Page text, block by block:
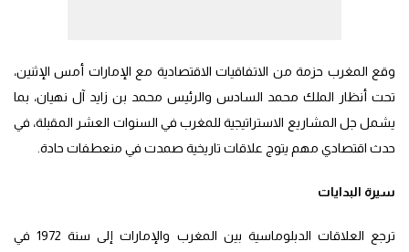
وقع المغرب حزمة من الاتفاقيات الاقتصادية مع الإمارات أمس الإثنين،
تحت أنظار الملك محمد السادس والرئيس محمد بن زايد آل نهيان، بما
يشمل جل المشاريع الاستراتيجية للمغرب في السنوات العشر المقبلة، في
حدث اقتصادي مهم يتوج علاقات تاريخية صمدت في منعطفات حادة.
سيرة البدايات
ترجع العلاقات الدبلوماسية بين المغرب والإمارات إلى سنة 1972 في